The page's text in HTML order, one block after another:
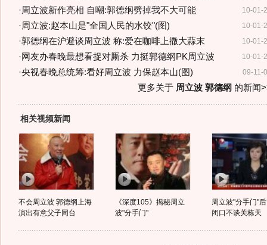
10-01-
·周立波新作亮相 自嘲:郭德纲劈掉我不大可能
10-01-
·周立波:赵本山是"全国人民的水饺"(图)
10-01-
·郭德纲在沪避谈周立波 称:爱在咖啡上撒大蒜末
10-01-
·网友办春晚最想看捉对厮杀 力挺郭德纲PK周立波
09-11-
·央视春晚总统筹:看好周立波 力保赵本山(图)
更多关于 周立波 郭德纲 的新闻
相关视频新闻
不会周立波 郭德纲上海
演出有意父子同台
《深度105》揭秘周立
波"分手门"
周立波"分手门"
闭口不谈关栋天